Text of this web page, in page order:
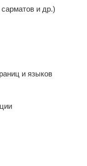
и др.)
и языков